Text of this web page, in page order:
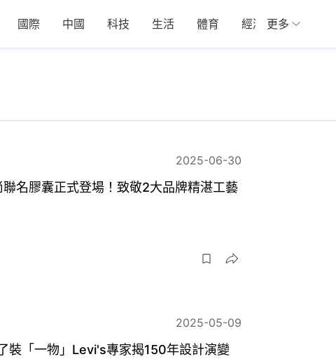
國際 中國 科技 生活 體育 經濟 01深圳
更多
2025-06-30
名膠囊正式登場！致敬2大品牌精湛工藝
2025-05-09
裝「一物」Levi's專家揭150年設計演變